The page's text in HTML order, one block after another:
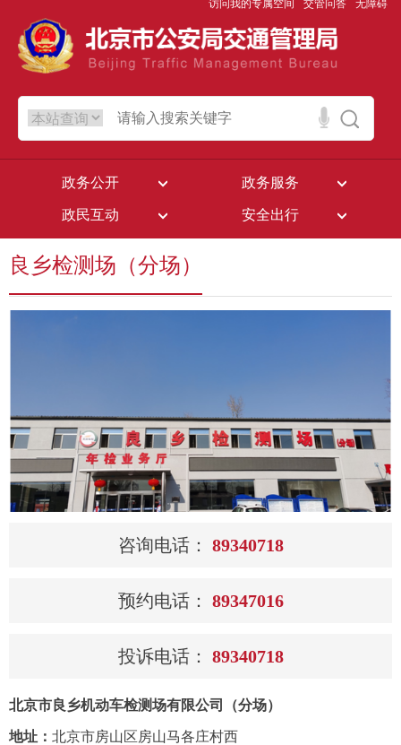
访问我的专属空间 交管问答 无障碍
政务公开 政务服务
政民互动 安全出行
良乡检测场（分场）
咨询电话： 89340718
预约电话： 89347016
投诉电话： 89340718
北京市良乡机动车检测场有限公司（分场）
地址： 北京市房山区房山马各庄村西